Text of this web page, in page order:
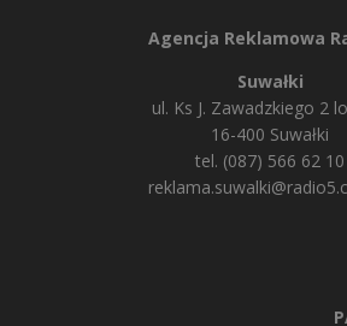
Agencja Reklamowa
Suwałki
ul. Ks J. Zawadzkiego 2
16-400 Suwałki
tel. (087) 566 62 10